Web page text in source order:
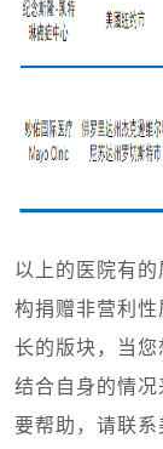
以上的医院有
构捐赠非营利
长的版块，当
结合自身的情
要帮助，请联